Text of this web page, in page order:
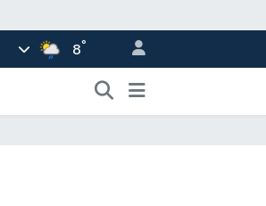
8°